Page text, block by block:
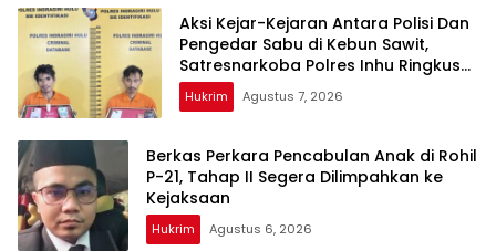
Aksi Kejar-Kejaran Antara Polisi Dan
Pengedar Sabu di Kebun Sawit,
Satresnarkoba Polres Inhu Ringkus
Dua Pelaku
Hukrim Agustus 7, 2026
Berkas Perkara Pencabulan Anak di Rohil
P-21, Tahap II Segera Dilimpahkan ke
Kejaksaan
Hukrim Agustus 6, 2026